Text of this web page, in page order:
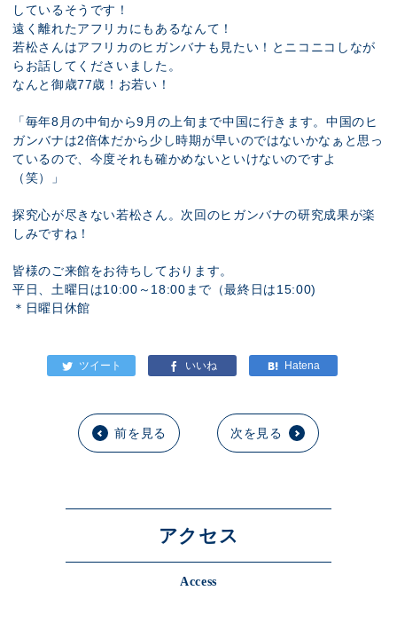
しているそうです！
遠く離れたアフリカにもあるなんて！
若松さんはアフリカのヒガンバナも見たい！とニコニコしなが
らお話してくださいました。
なんと御歳77歳！お若い！
「毎年8月の中旬から9月の上旬まで中国に行きます。中国のヒ
ガンバナは2倍体だから少し時期が早いのではないかなぁと思っ
ているので、今度それも確かめないといけないのですよ
（笑）」
探究心が尽きない若松さん。次回のヒガンバナの研究成果が楽
しみですね！
皆様のご来館をお待ちしております。
平日、土曜日は10:00～18:00まで（最終日は15:00)
＊日曜日休館
前を見る 次を見る
アクセス
Access